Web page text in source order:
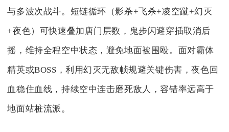
与多波次战斗。短链循环（影杀+飞杀+凌空蹴+幻灭
+夜色）可快速叠加唐门层数，鬼步闪避穿插取消后
摇，维持全程空中状态，避免地面被围殴。面对霸体
精英或BOSS，利用幻灭无敌帧规避关键伤害，夜色回
血稳住血线，持续空中连击磨死敌人，容错率远高于
地面站桩流派。